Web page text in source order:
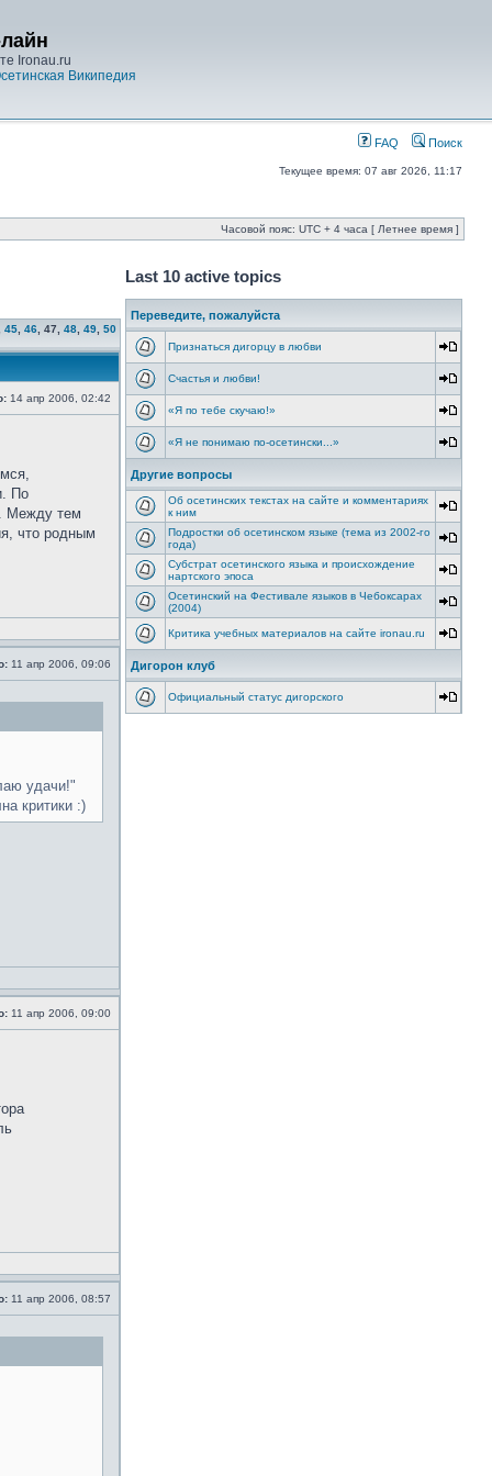
Ironau.ru
Википедия
FAQ Поиск
Текущее время: 07 авг 2026, 11:17
Часовой пояс: UTC + 4 часа [ Летнее время ]
45 46 47 48 49 50
14 апр 2006, 02:42
По
Между тем
что родным
11 апр 2006, 09:06
удачи!"
критики :)
11 апр 2006, 09:00
11 апр 2006, 08:57
Last 10 active topics
Переведите, пожалуйста
Признаться дигорцу в любви
Счастья и любви!
«Я по тебе скучаю!»
«Я не понимаю по-осетински...»
Другие вопросы
Об осетинских текстах на сайте и комментариях
к ним
Подростки об осетинском языке (тема из 2002-го
года)
Субстрат осетинского языка и происхождение
нартского эпоса
Осетинский на Фестивале языков в Чебоксарах
(2004)
Критика учебных материалов на сайте ironau.ru
Дигорон клуб
Официальный статус дигорского